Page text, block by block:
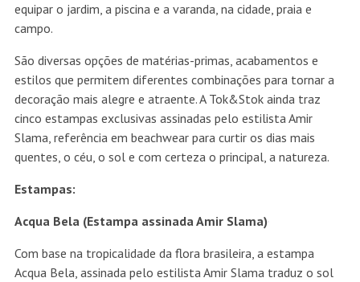
equipar o jardim, a piscina e a varanda, na cidade, praia e
campo.
São diversas opções de matérias-primas, acabamentos e
estilos que permitem diferentes combinações para tornar a
decoração mais alegre e atraente. A Tok&Stok ainda traz
cinco estampas exclusivas assinadas pelo estilista Amir
Slama, referência em beachwear para curtir os dias mais
quentes, o céu, o sol e com certeza o principal, a natureza.
Estampas:
Acqua Bela (Estampa assinada Amir Slama)
Com base na tropicalidade da flora brasileira, a estampa
Acqua Bela, assinada pelo estilista Amir Slama traduz o sol